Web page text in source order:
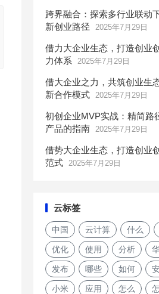
跨界融合：探索多行业联动
新创业路径
2025年7月29日
借力大企业生态，打造创业
力体系
2025年7月29日
借大企业之力，共筑创业生
新合作模式 2025年7月29日
初创企业MVP实战：精简路
产品的指南 2025年7月29日
借势大企业生态，打造创业
范式 2025年7月29日
云标签
中国 云计算 什么
优化 使用 分析
发布 哪些 如何
小米 应用 怎么